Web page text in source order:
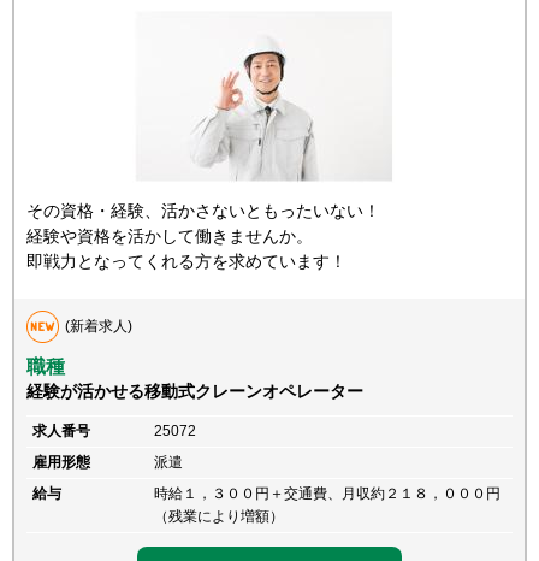
その資格・経験、活かさないともったいない！
経験や資格を活かして働きませんか。
即戦力となってくれる方を求めています！
(新着求人)
職種
経験が活かせる移動式クレーンオペレーター
求人番号
25072
雇用形態
派遣
給与
時給１，３００円＋交通費、月収約２１８，０００円
（残業により増額）